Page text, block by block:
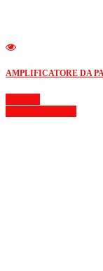
AMPLIFICATORE DA